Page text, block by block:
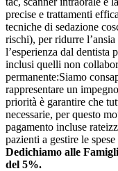
precise e trattamenti
tecniche di sedazione
rischi), per ridurre
l’esperienza dal
inclusi quelli non
permanente:Siamo
rappresentare un
priorità è garantire che
necessarie, per questo
pagamento incluse
pazienti a gestire le
Dedichiamo alle
del 5%.